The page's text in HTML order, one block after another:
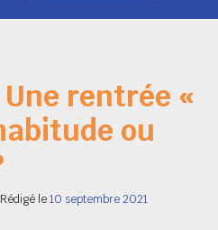
rentrée «
ou
Rédigé le10 septembre 2021